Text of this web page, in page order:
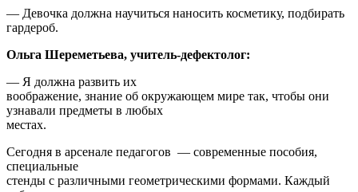
— Девочка должна научиться наносить косметику, подбирать
гардероб.
Ольга Шереметьева, учитель-дефектолог:
— Я должна развить их
воображение, знание об окружающем мире так, чтобы они
узнавали предметы в любых
местах.
Сегодня в арсенале педагогов — современные пособия,
специальные
стенды с различными геометрическими формами. Каждый